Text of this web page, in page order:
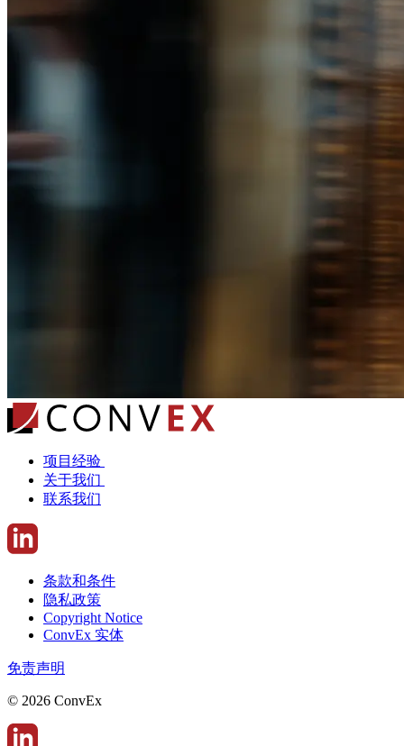
项目经验
关于我们
联系我们
条款和条件
隐私政策
Copyright Notice
ConvEx 实体
免责声明
© 2026 ConvEx